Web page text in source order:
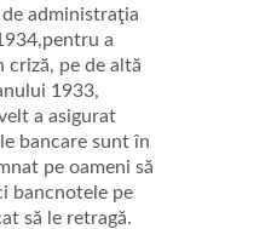
administraţia
a
criză, pe de altă
1933,
a asigurat
bancare sunt în
pe oameni să
bancnotele pe
să le retragă.